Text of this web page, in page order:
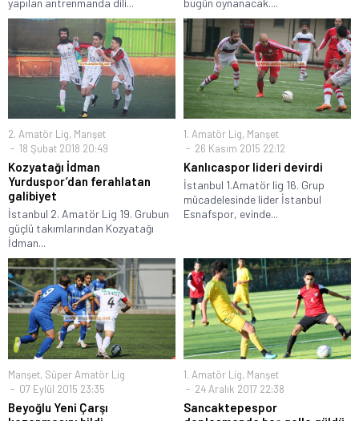
yapılan antrenmanda dili... bugün oynanacak....
2. Amatör Lig, Manşet
18 Şubat 2018 20:49
Kozyatağı İdman
Yurduspor’dan ferahlatan
galibiyet
İstanbul 2. Amatör Lig 19. Grubun
güçlü takımlarından Kozyatağı
İdman...
1. Amatör Lig, Manşet
26 Kasım 2015 22:12
Kanlıcaspor lideri devirdi
İstanbul 1.Amatör lig 16. Grup
mücadelesinde lider İstanbul
Esnafspor, evinde...
Manşet, Süper Amatör Lig
07 Eylül 2015 23:35
Beyoğlu Yeni Çarşı
1. Amatör Lig, Manşet
24 Aralık 2017 22:38
Sancaktepespor